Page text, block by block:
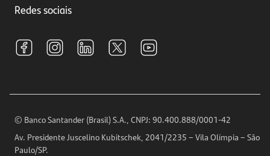
Investimentos
Relações com Investidores
Central de Renegociação
S.A.C
Encontre nossas agências
Horários de Atendimento
Telefones
Redes sociais
© Banco Santander (Brasil) S.A., CNPJ: 90.400.888/0001-42
Av. Presidente Juscelino Kubitschek, 2041/2235 – Vila Olímpia – São
Paulo/SP.